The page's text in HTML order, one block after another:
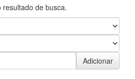
de busca.